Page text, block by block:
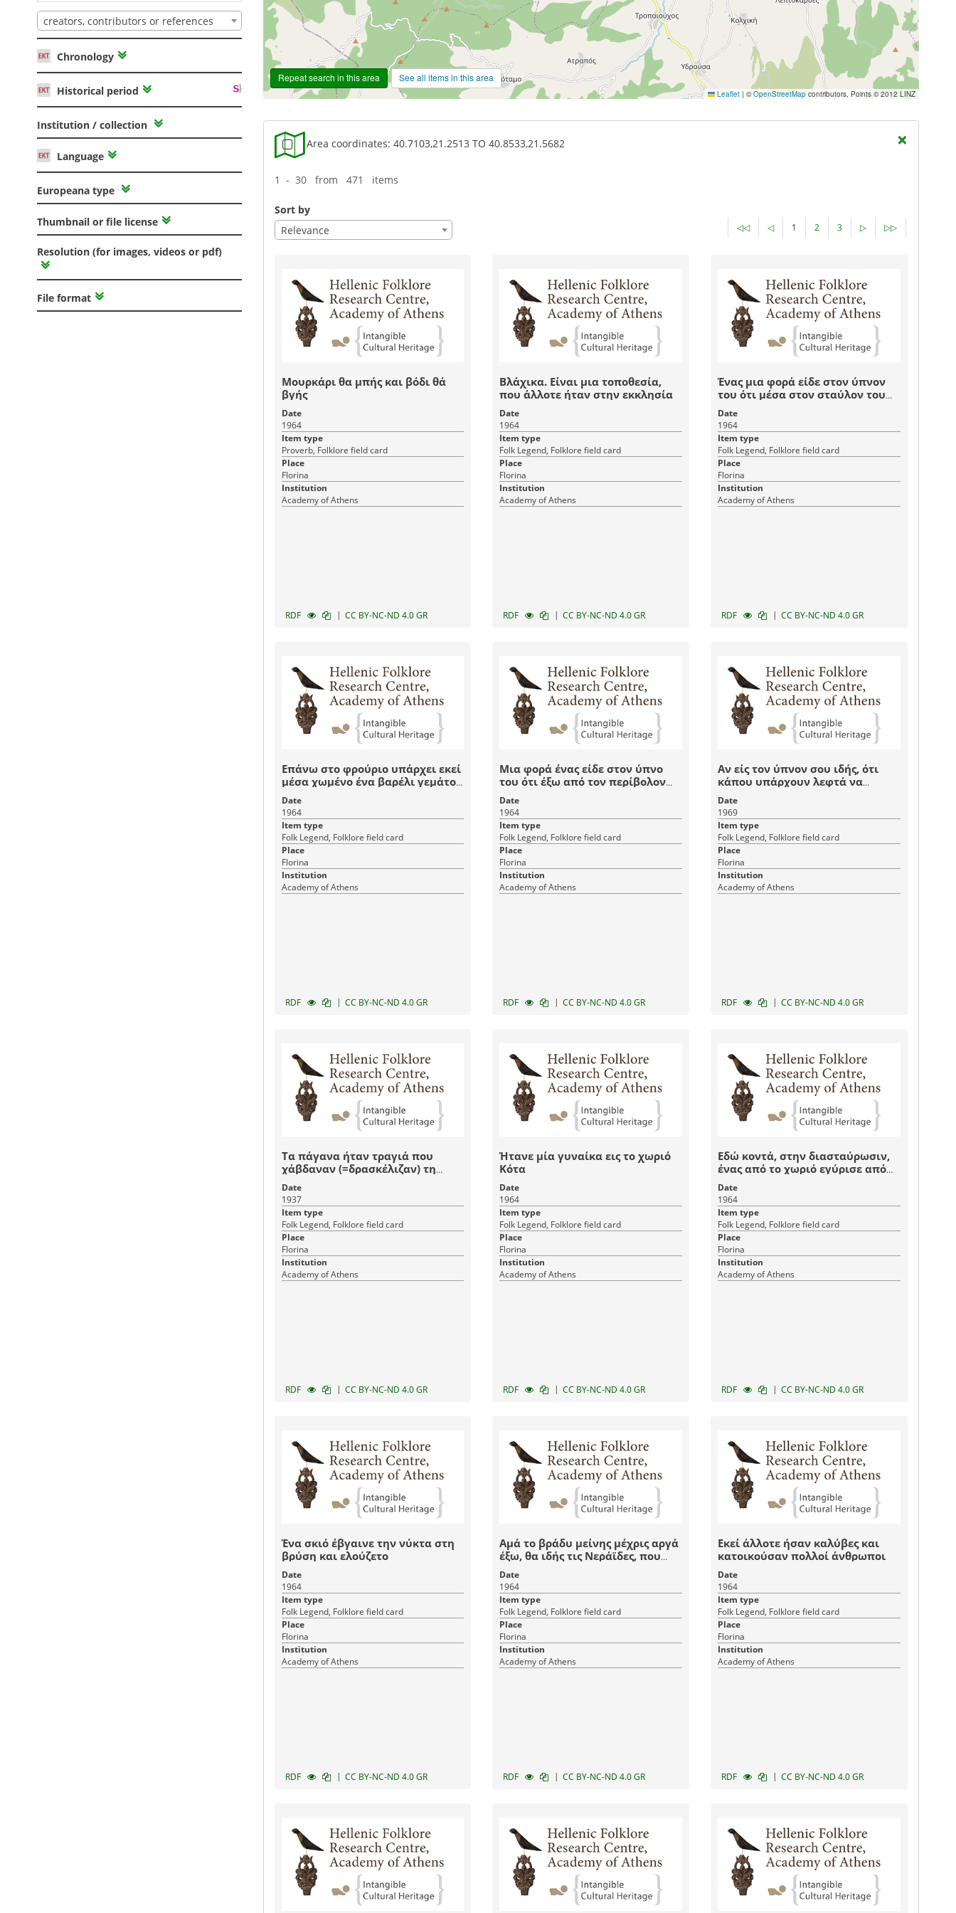
creators, contributors or references
Chronology
Historical period
Institution / collection
Language
Europeana type
Thumbnail or file license
Resolution (for images, videos or pdf)
File format
Repeat search in this area See all items in this area
Leaflet | © OpenStreetMap contributors, Points © 2012 LINZ
Area coordinates: 40.7103,21.2513 TO 40.8533,21.5682 ×
1 - 30 from 471 items
Sort by
Relevance
◁◁ ◁ 1 2 3 ▷ ▷▷
Μουρκάρι θα μπής και βόδι θά
βγής
Date
1964
Item type
Proverb, Folklore field card
Place
Florina
Institution
Academy of Athens
RDF | CC BY-NC-ND 4.0 GR
Βλάχικα. Είναι μια τοποθεσία,
που άλλοτε ήταν στην εκκλησία
Date
1964
Item type
Folk Legend, Folklore field card
Place
Florina
Institution
Academy of Athens
RDF | CC BY-NC-ND 4.0 GR
Ένας μια φορά είδε στον ύπνον
του ότι μέσα στον σταύλον του
σπιτιού του ήταν κρυμμένος
θησαυρός
Date
1964
Item type
Folk Legend, Folklore field card
Place
Florina
Institution
Academy of Athens
RDF | CC BY-NC-ND 4.0 GR
Επάνω στο φρούριο υπάρχει εκεί
μέσα χωμένο ένα βαρέλι γεμάτο
με χρυσάφι και το φυλάει ένα
τεράστιο φίδι
Date
1964
Item type
Folk Legend, Folklore field card
Place
Florina
Institution
Academy of Athens
RDF | CC BY-NC-ND 4.0 GR
Μια φορά ένας είδε στον ύπνο
του ότι έξω από τον περίβολον
του νεκροταφείου της εκκλησίας
μας υπάρχουν πολλά λεφτά
Date
1964
Item type
Folk Legend, Folklore field card
Place
Florina
Institution
Academy of Athens
RDF | CC BY-NC-ND 4.0 GR
Αν είς τον ύπνον σου ιδής, ότι
κάπου υπάρχουν λεφτά να
σηκωθής και να πάς αμίλητος
στον τόπον, που είδες να ειπής
εκεί ‘’καλημέρα’’ και θα τα εύρης
αμέσως, αλλοιώς αν το
μαρτυρήση σε κάποιον, θα τα
εύρης όλα κάρβουνα.
Date
1969
Item type
Folk Legend, Folklore field card
Place
Florina
Institution
Academy of Athens
RDF | CC BY-NC-ND 4.0 GR
Τα πάγανα ήταν τραγιά που
χάβδαναν (=δρασκέλιζαν) τη
φωτιά και φαίνονταν'' τα
σάνταλα και τα μάνταλα''(=ίχνη
χεριών και ποδιών)
Date
1937
Item type
Folk Legend, Folklore field card
Place
Florina
Institution
Academy of Athens
RDF | CC BY-NC-ND 4.0 GR
Ήτανε μία γυναίκα εις το χωριό
Κότα
Date
1964
Item type
Folk Legend, Folklore field card
Place
Florina
Institution
Academy of Athens
RDF | CC BY-NC-ND 4.0 GR
Εδώ κοντά, στην διασταύρωσιν,
ένας από το χωριό εγύρισε από
την πόλιν Σάββατον βράδυ, όπου
είχε πάει να πουλήση τα φρούτα
του
Date
1964
Item type
Folk Legend, Folklore field card
Place
Florina
Institution
Academy of Athens
RDF | CC BY-NC-ND 4.0 GR
Ένα σκιό έβγαινε την νύκτα στη
βρύση και ελούζετο
Date
1964
Item type
Folk Legend, Folklore field card
Place
Florina
Institution
Academy of Athens
RDF | CC BY-NC-ND 4.0 GR
Αμά το βράδυ μείνης μέχρις αργά
έξω, θα ιδής τις Νεράϊδες, που
βγαίνουν μέσα από τα
καταπράσινα πυκνά δάση
Date
1964
Item type
Folk Legend, Folklore field card
Place
Florina
Institution
Academy of Athens
RDF | CC BY-NC-ND 4.0 GR
Εκεί άλλοτε ήσαν καλύβες και
κατοικούσαν πολλοί άνθρωποι
Date
1964
Item type
Folk Legend, Folklore field card
Place
Florina
Institution
Academy of Athens
RDF | CC BY-NC-ND 4.0 GR